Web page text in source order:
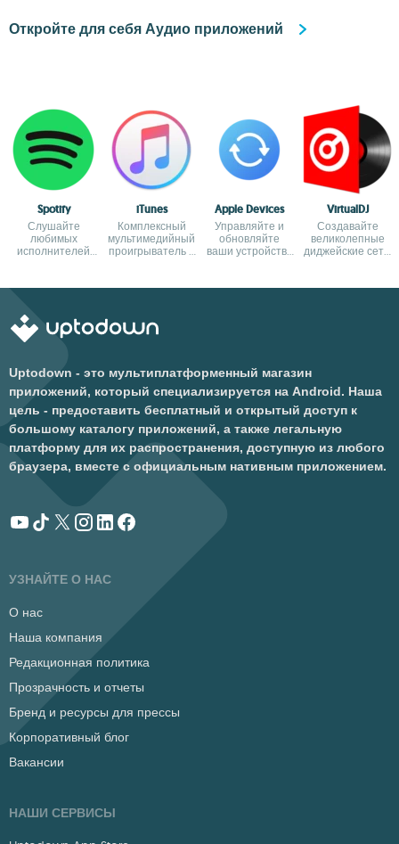
Откройте для себя Аудио приложений
Spotify
Слушайте
любимых
исполнителей
iTunes
Комплексный
мультимедийный
проигрыватель и
Apple Devices
Управляйте и
обновляйте
ваши устройства
VirtualDJ
Создавайте
великолепные
диджейские сеты
Uptodown - это мультиплатформенный магазин
приложений, который специализируется на Android. Наша
цель - предоставить бесплатный и открытый доступ к
большому каталогу приложений, а также легальную
платформу для их распространения, доступную из любого
браузера, вместе с официальным нативным приложением.
УЗНАЙТЕ О НАС
О нас
Наша компания
Редакционная политика
Прозрачность и отчеты
Бренд и ресурсы для прессы
Корпоративный блог
Вакансии
НАШИ СЕРВИСЫ